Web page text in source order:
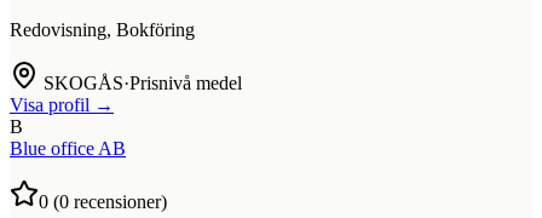
Redovisning, Bokföring
SKOGÅS·Prisnivå medel
Visa profil →
B
Blue office AB
0 (0 recensioner)